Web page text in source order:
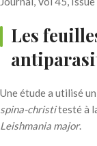
Les
Une étude a utilisé
spina-christitesté à
Leishmania major.